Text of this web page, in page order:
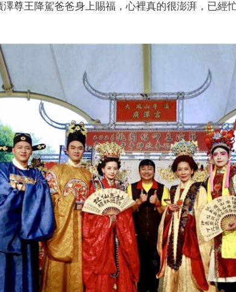
尊王降駕爸爸身上賜福，心裡真的很澎湃， 已經